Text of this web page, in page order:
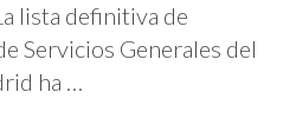
lista definitiva de
Servicios Generales del
ha …